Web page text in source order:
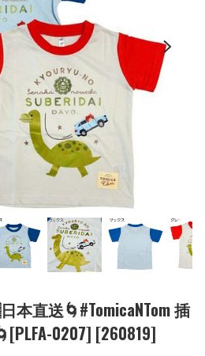
本直送🌀#TomicaNTom 插
0207] [260819]